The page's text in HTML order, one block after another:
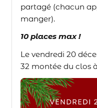
partagé (chacun
manger).
10 places max !
Le vendredi 20
32 montée du clos